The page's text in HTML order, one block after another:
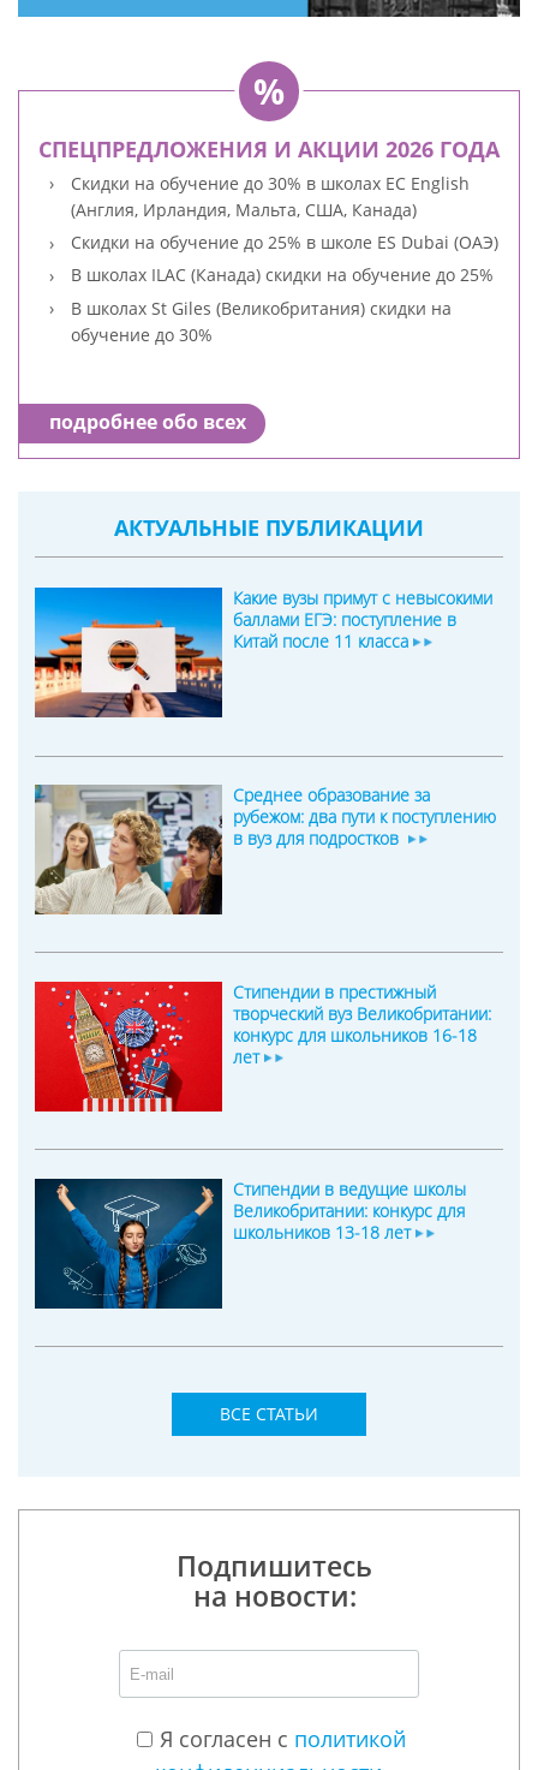
СПЕЦПРЕДЛОЖЕНИЯ И АКЦИИ 2026 ГОДА
Скидки на обучение до 30% в школах EC English
(Англия, Ирландия, Мальта, США, Канада)
Скидки на обучение до 25% в школе ES Dubai (ОАЭ)
В школах ILAC (Канада) скидки на обучение до 25%
В школах St Giles (Великобритания) скидки на
обучение до 30%
подробнее обо всех
АКТУАЛЬНЫЕ ПУБЛИКАЦИИ
Какие вузы примут с невысокими
баллами ЕГЭ: поступление в
Китай после 11 класса
Среднее образование за
рубежом: два пути к поступлению
в вуз для подростков
Стипендии в престижный
творческий вуз Великобритании:
конкурс для школьников 16-18
лет
Стипендии в ведущие школы
Великобритании: конкурс для
школьников 13-18 лет
ВСЕ СТАТЬИ
Подпишитесь
на новости:
Я согласен с политикой